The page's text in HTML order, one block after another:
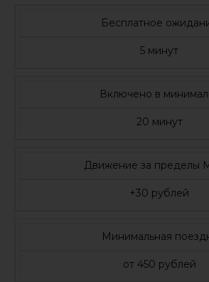
Бесплатное
5 минут
Включено в
20 минут
Движение за пределы
+30 рублей
Минимальная
от 450 рублей